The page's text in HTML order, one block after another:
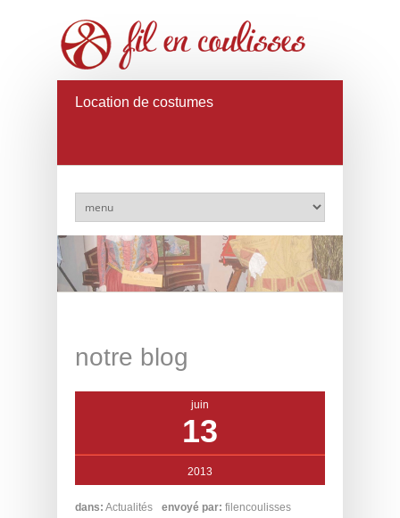
Location de costumes
notre blog
juin
13
2013
dans: Actualités envoyé par: filencoulisses